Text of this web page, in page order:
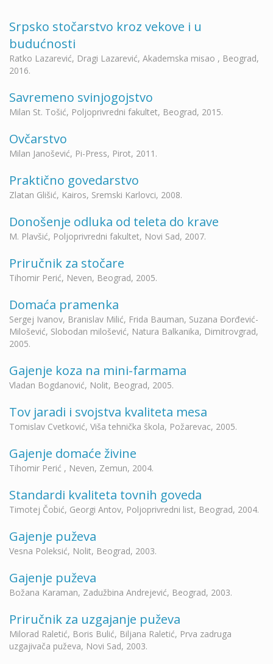
Srpsko stočarstvo kroz vekove i u
budućnosti
Ratko Lazarević, Dragi Lazarević, Akademska misao , Beograd,
2016.
Savremeno svinjogojstvo
Milan St. Tošić, Poljoprivredni fakultet, Beograd, 2015.
Ovčarstvo
Milan Janošević, Pi-Press, Pirot, 2011.
Praktično govedarstvo
Zlatan Glišić, Kairos, Sremski Karlovci, 2008.
Donošenje odluka od teleta do krave
M. Plavšić, Poljoprivredni fakultet, Novi Sad, 2007.
Priručnik za stočare
Tihomir Perić, Neven, Beograd, 2005.
Domaća pramenka
Sergej Ivanov, Branislav Milić, Frida Bauman, Suzana Đorđević-
Milošević, Slobodan milošević, Natura Balkanika, Dimitrovgrad,
2005.
Gajenje koza na mini-farmama
Vladan Bogdanović, Nolit, Beograd, 2005.
Tov jaradi i svojstva kvaliteta mesa
Tomislav Cvetković, Viša tehnička škola, Požarevac, 2005.
Gajenje domaće živine
Tihomir Perić , Neven, Zemun, 2004.
Standardi kvaliteta tovnih goveda
Timotej Čobić, Georgi Antov, Poljoprivredni list, Beograd, 2004.
Gajenje puževa
Vesna Poleksić, Nolit, Beograd, 2003.
Gajenje puževa
Božana Karaman, Zadužbina Andrejević, Beograd, 2003.
Priručnik za uzgajanje puževa
Milorad Raletić, Boris Bulić, Biljana Raletić, Prva zadruga
uzgajivača puževa, Novi Sad, 2003.